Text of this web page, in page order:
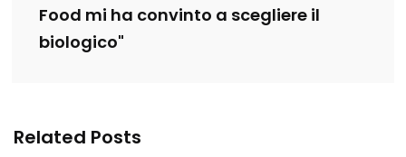
Food mi ha convinto a scegliere il
biologico"
Related Posts